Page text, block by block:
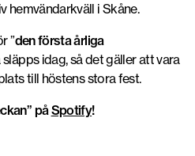
hemvändarkväll i Skåne.
”den första årliga
släpps idag, så det gäller att vara
till höstens stora fest.
påSpotify!